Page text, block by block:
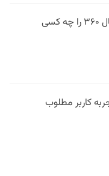
فیلتر در وقت اضافه؛ فوتبال ۳۶۰ را چه کسی
کاربر مطلوب